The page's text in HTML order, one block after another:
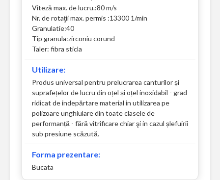
Viteză max. de lucru.:80 m/s
Nr. de rotaţii max. permis :13300 1/min
Granulatie:40
Tip granula:zirconiu corund
Taler: fibra sticla
Utilizare:
Produs universal pentru prelucrarea canturilor și
suprafețelor de lucru din oțel și oțel inoxidabil - grad
ridicat de indepărtare material in utilizarea pe
polizoare unghiulare din toate clasele de
performanță - fără vitrificare chiar şi in cazul șlefuirii
sub presiune scăzută.
Forma prezentare:
Bucata